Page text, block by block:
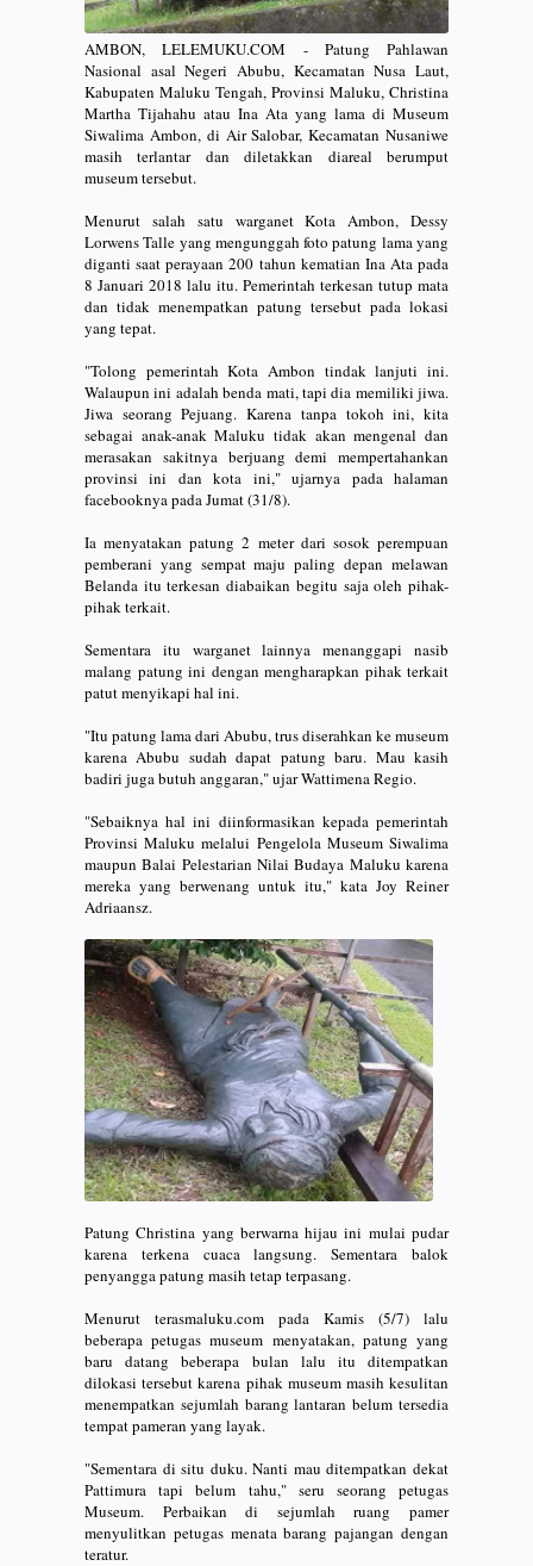
AMBON, LELEMUKU.COM - Patung Pahlawan
Nasional asal Negeri Abubu, Kecamatan Nusa Laut,
Kabupaten Maluku Tengah, Provinsi Maluku, Christina
Martha Tijahahu atau Ina Ata yang lama di Museum
Siwalima Ambon, di Air Salobar, Kecamatan Nusaniwe
masih terlantar dan diletakkan diareal berumput
museum tersebut.
Menurut salah satu warganet Kota Ambon, Dessy
Lorwens Talle yang mengunggah foto patung lama yang
diganti saat perayaan 200 tahun kematian Ina Ata pada
8 Januari 2018 lalu itu. Pemerintah terkesan tutup mata
dan tidak menempatkan patung tersebut pada lokasi
yang tepat.
"Tolong pemerintah Kota Ambon tindak lanjuti ini.
Walaupun ini adalah benda mati, tapi dia memiliki jiwa.
Jiwa seorang Pejuang. Karena tanpa tokoh ini, kita
sebagai anak-anak Maluku tidak akan mengenal dan
merasakan sakitnya berjuang demi mempertahankan
provinsi ini dan kota ini," ujarnya pada halaman
facebooknya pada Jumat (31/8).
Ia menyatakan patung 2 meter dari sosok perempuan
pemberani yang sempat maju paling depan melawan
Belanda itu terkesan diabaikan begitu saja oleh pihak-
pihak terkait.
Sementara itu warganet lainnya menanggapi nasib
malang patung ini dengan mengharapkan pihak terkait
patut menyikapi hal ini.
"Itu patung lama dari Abubu, trus diserahkan ke museum
karena Abubu sudah dapat patung baru. Mau kasih
badiri juga butuh anggaran," ujar Wattimena Regio.
"Sebaiknya hal ini diinformasikan kepada pemerintah
Provinsi Maluku melalui Pengelola Museum Siwalima
maupun Balai Pelestarian Nilai Budaya Maluku karena
mereka yang berwenang untuk itu," kata Joy Reiner
Adriaansz.
Patung Christina yang berwarna hijau ini mulai pudar
karena terkena cuaca langsung. Sementara balok
penyangga patung masih tetap terpasang.
Menurut terasmaluku.com pada Kamis (5/7) lalu
beberapa petugas museum menyatakan, patung yang
baru datang beberapa bulan lalu itu ditempatkan
dilokasi tersebut karena pihak museum masih kesulitan
menempatkan sejumlah barang lantaran belum tersedia
tempat pameran yang layak.
"Sementara di situ duku. Nanti mau ditempatkan dekat
Pattimura tapi belum tahu," seru seorang petugas
Museum. Perbaikan di sejumlah ruang pamer
menyulitkan petugas menata barang pajangan dengan
teratur.